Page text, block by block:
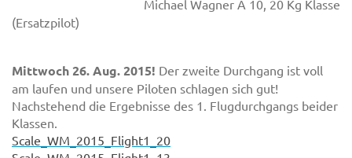
Michael Wagner A 10, 20 Kg Klasse
(Ersatzpilot)
Mittwoch 26. Aug. 2015! Der zweite Durchgang ist voll
am laufen und unsere Piloten schlagen sich gut!
Nachstehend die Ergebnisse des 1. Flugdurchgangs beider
Klassen.
Scale_WM_2015_Flight1_20